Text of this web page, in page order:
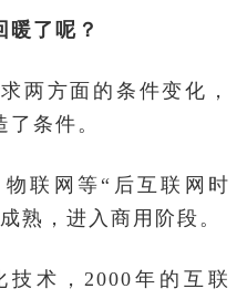
了呢？
两方面的条件变化，
条件。
联网等“后互联网时
熟，进入商用阶段。
术，2000年的互联